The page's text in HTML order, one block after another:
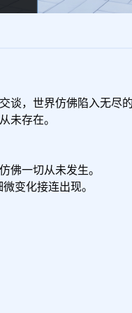
谈，世界仿佛陷入无尽
未存在。
一切从未发生。
变化接连出现。